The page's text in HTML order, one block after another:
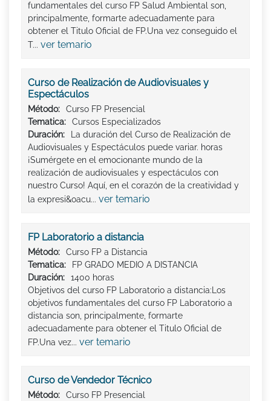
fundamentales del curso FP Salud Ambiental son,
principalmente, formarte adecuadamente para
obtener el Titulo Oficial de FP.Una vez conseguido el
T... ver temario
Curso de Realización de Audiovisuales y
Espectáculos
Método:
Curso FP Presencial
Tematica:
Cursos Especializados
Duración:
La duración del Curso de Realización de
Audiovisuales y Espectáculos puede variar. horas
¡Sumérgete en el emocionante mundo de la
realización de audiovisuales y espectáculos con
nuestro Curso! Aquí, en el corazón de la creatividad y
la expresi&oacu... ver temario
FP Laboratorio a distancia
Método:
Curso FP a Distancia
Tematica:
FP GRADO MEDIO A DISTANCIA
Duración:
1400 horas
Objetivos del curso FP Laboratorio a distancia:Los
objetivos fundamentales del curso FP Laboratorio a
distancia son, principalmente, formarte
adecuadamente para obtener el Titulo Oficial de
FP.Una vez... ver temario
Curso de Vendedor Técnico
Método:
Curso FP Presencial